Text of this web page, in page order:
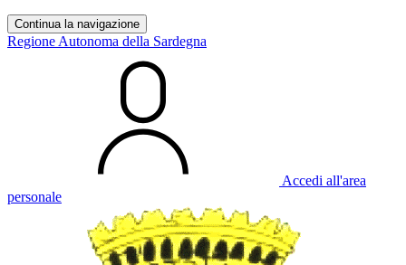
Continua la navigazione
Regione Autonoma della Sardegna
Accedi all'area
personale